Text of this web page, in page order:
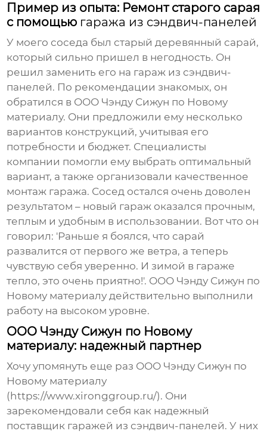
Пример из опыта: Ремонт старого сарая
с помощью гаража из сэндвич-панелей
У моего соседа был старый деревянный сарай,
который сильно пришел в негодность. Он
решил заменить его на гараж из сэндвич-
панелей. По рекомендации знакомых, он
обратился в ООО Чэнду Сижун по Новому
материалу. Они предложили ему несколько
вариантов конструкций, учитывая его
потребности и бюджет. Специалисты
компании помогли ему выбрать оптимальный
вариант, а также организовали качественное
монтаж гаража. Сосед остался очень доволен
результатом – новый гараж оказался прочным,
теплым и удобным в использовании. Вот что он
говорил: 'Раньше я боялся, что сарай
развалится от первого же ветра, а теперь
чувствую себя уверенно. И зимой в гараже
тепло, это очень приятно!'. ООО Чэнду Сижун по
Новому материалу действительно выполнили
работу на высоком уровне.
ООО Чэнду Сижун по Новому
материалу: надежный партнер
Хочу упомянуть еще раз ООО Чэнду Сижун по
Новому материалу
(https://www.xironggroup.ru/). Они
зарекомендовали себя как надежный
поставщик гаражей из сэндвич-панелей. У них